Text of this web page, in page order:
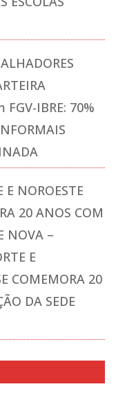
FGV-IBRE: 70%
E NOROESTE
20 ANOS COM
NOVA –
E
COMEMORA 20
DA SEDE